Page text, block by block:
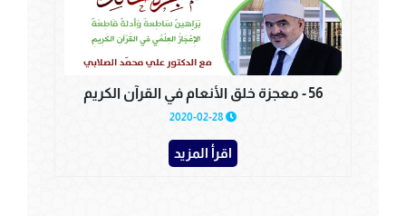
56 - معجزة خلق الأنعام في القرآن الكريم
اقرأ المزيد